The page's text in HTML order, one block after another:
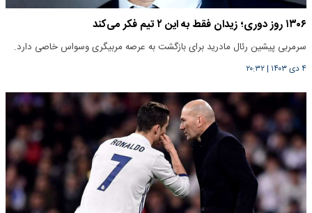
۱۳۰۶ روز دوری؛ زیدان فقط به این ۲ تیم فکر می‌کند
سرمربی پیشین رئال مادرید برای بازگشت به عرصه مربیگری وسواس خاصی دارد.
۴ دی ۱۴۰۳ |۲۰:۳۲